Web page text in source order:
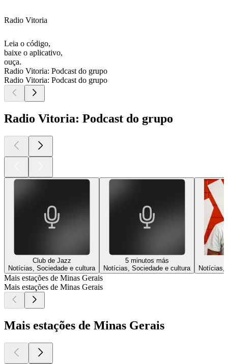
Radio Vitoria
Leia o código,
baixe o aplicativo,
ouça.
Radio Vitoria: Podcast do grupo
Radio Vitoria: Podcast do grupo
Radio Vitoria: Podcast do grupo
Club de Jazz
Notícias, Sociedade e cultura
5 minutos más
Notícias, Sociedade e cultura
Notícias,
Mais estações de Minas Gerais
Mais estações de Minas Gerais
Mais estações de Minas Gerais